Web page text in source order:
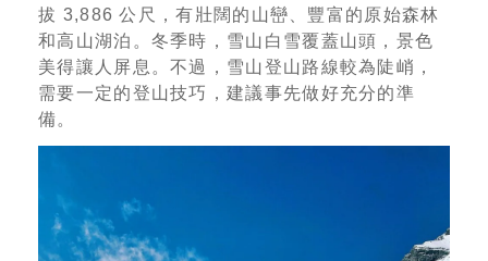
拔 3,886 公尺，有壯闊的山巒、豐富的原始森林
和高山湖泊。冬季時，雪山白雪覆蓋山頭，景色
美得讓人屏息。不過，雪山登山路線較為陡峭，
需要一定的登山技巧，建議事先做好充分的準
備。